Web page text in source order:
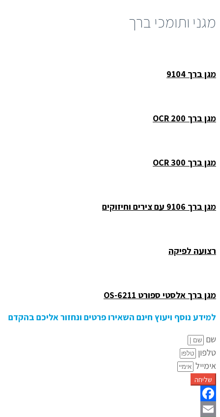
מגני ותומכי ברך
מגן ברך 9104
מגן ברך OCR 200
מגן ברך OCR 300
מגן ברך 9106 עם צירים וחיזוקים
רצועה לפיקה
מגן ברך אלסטי ספורט OS-6211
למידע נוסף ויעוץ חינם השאירו פרטים ונחזור אליכם בהקדם
שם
טלפון
אימייל
שליחה
Facebook